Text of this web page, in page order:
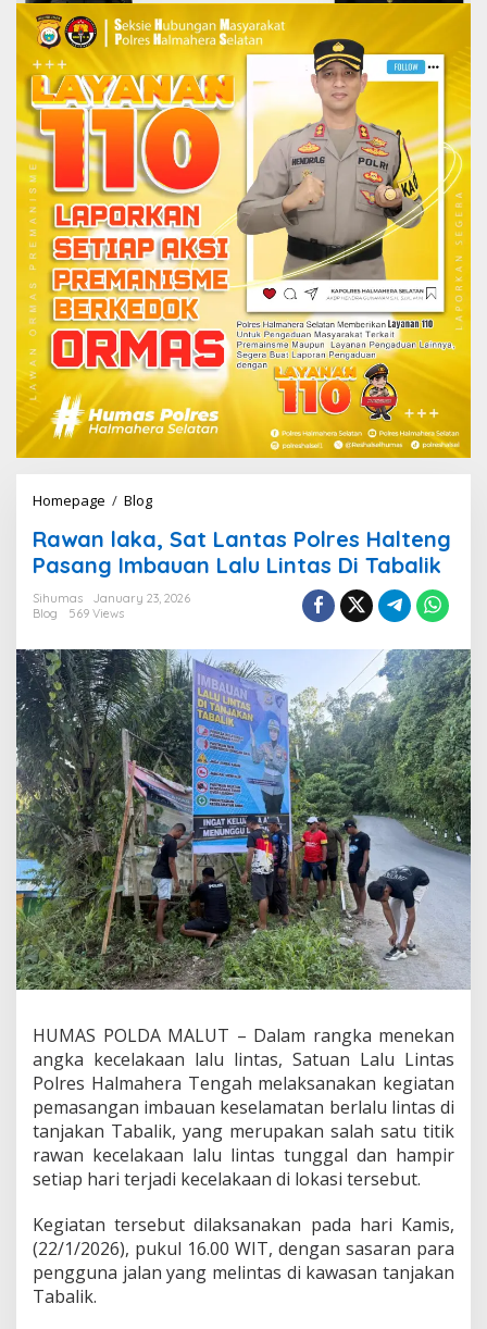
Homepage / Blog
w
a
n
l
a
,
S
a
t
L
a
n
t
a
s
P
o
l
r
e
s
H
l
e
n
g
P
s
a
g
I
b
Rawan laka, Sat Lantas Polres Halteng
Pasang Imbauan Lalu Lintas Di Tabalik
Sihumas
January 23, 2026
Blog
569 Views
HUMAS POLDA MALUT – Dalam rangka menekan
angka kecelakaan lalu lintas, Satuan Lalu Lintas
Polres Halmahera Tengah melaksanakan kegiatan
pemasangan imbauan keselamatan berlalu lintas di
tanjakan Tabalik, yang merupakan salah satu titik
rawan kecelakaan lalu lintas tunggal dan hampir
setiap hari terjadi kecelakaan di lokasi tersebut.
Kegiatan tersebut dilaksanakan pada hari Kamis,
(22/1/2026), pukul 16.00 WIT, dengan sasaran para
pengguna jalan yang melintas di kawasan tanjakan
Tabalik.